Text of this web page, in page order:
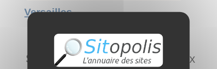
Versailles
Serrurier Montigny-le-Bretonneux